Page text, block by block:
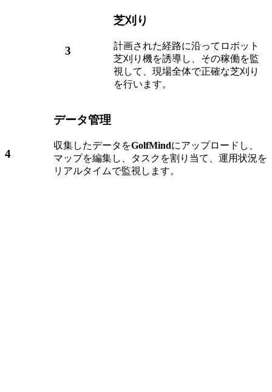
3
芝刈り
計画された経路に沿ってロボット
芝刈り機を誘導し、その稼働を監
視して、現場全体で正確な芝刈り
を行います。
4
データ管理
収集したデータをGolfMindにアップロードし、
マップを編集し、タスクを割り当て、運用状況を
リアルタイムで監視します。